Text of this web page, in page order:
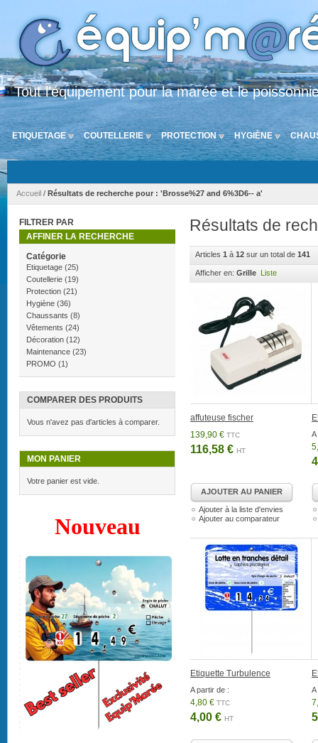
Tout l'équipement pour la marée et le
ETIQUETAGE COUTELLERIE PROTECTION HYGIÈNE
Accueil / Résultats de recherche pour : 'Brosse%27 and 6%3D6-- a'
Résultats de
Articles 1 à 12 sur un total de 141
Afficher en: Grille Liste
affuteuse fischer
139,90 € TTC
116,58 € HT
AJOUTER AU PANIER
Ajouter à la liste d'envies
Ajouter au comparateur
A
Etiquette Turbulence
A partir de :
4,80 € TTC
4,00 € HT
A
FILTRER PAR
AFFINER LA RECHERCHE
Catégorie
Etiquetage (25)
Coutellerie (19)
Protection (21)
Hygiène (36)
Chaussants (8)
Vêtements (24)
Décoration (12)
Maintenance (23)
PROMO (1)
COMPARER DES PRODUITS
Vous n'avez pas d'articles à comparer.
MON PANIER
Votre panier est vide.
Nouveau